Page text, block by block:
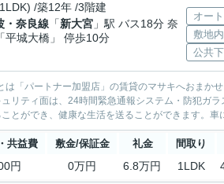
/築12年 /3階建
・奈良線 「新大宮 」駅 バス18分 奈
平城大橋」 停歩10分
オー
敷地
公共
「パートナー加盟店」の賃貸のマサキへおまか
リティ面は、24時間緊急通報システム・防犯ガ
とができ、健康な生活を送ることができます。車
共益費 敷金/保証金 礼金 間取り
円 0万円 6.8万円 1LDK